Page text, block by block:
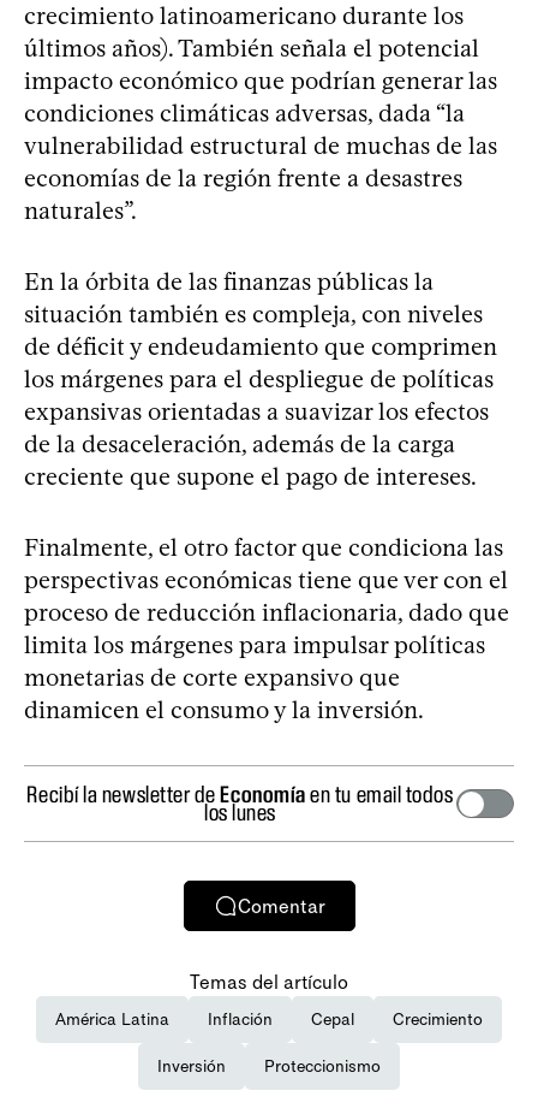
crecimiento latinoamericano durante los
últimos años). También señala el potencial
impacto económico que podrían generar las
condiciones climáticas adversas, dada “la
vulnerabilidad estructural de muchas de las
economías de la región frente a desastres
naturales”.
En la órbita de las finanzas públicas la
situación también es compleja, con niveles
de déficit y endeudamiento que comprimen
los márgenes para el despliegue de políticas
expansivas orientadas a suavizar los efectos
de la desaceleración, además de la carga
creciente que supone el pago de intereses.
Finalmente, el otro factor que condiciona las
perspectivas económicas tiene que ver con el
proceso de reducción inflacionaria, dado que
limita los márgenes para impulsar políticas
monetarias de corte expansivo que
dinamicen el consumo y la inversión.
Recibí la newsletter deEconomíaen tu email todos
los lunes
Comentar
Temas del artículo
América Latina Inflación Cepal Crecimiento
Inversión Proteccionismo